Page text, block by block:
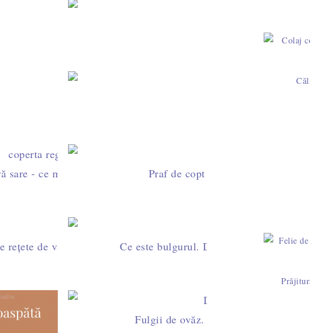
Cum se face testul cu scobitoarea pentru blaturi și prăjituri
Drojdie inactivă - ce este și
le și vezi diferența!
sare - ce mâncăm, ce cumpărăm? Rețete fără sare.
Praf de copt - când, cât și cum se
ce alimente îi găsim
rețete de vară care nu te țin mult în bucătărieCe este bulgurul. De unde îl cumpărăm
și cum îi gătim?
Fulgii de ovăz. Beneficii, calorii și